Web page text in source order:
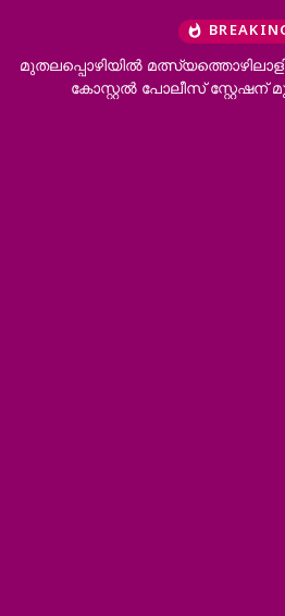
മുതലപ്പൊഴിയിൽ
കോസ്റ്റൽ പോലീസ് സ്റ്റേഷന്